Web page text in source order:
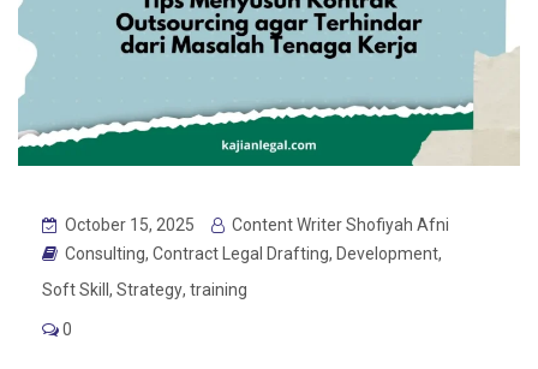
October 15, 2025
Content Writer Shofiyah Afni
Consulting, Contract Legal Drafting, Development,
Soft Skill , Strategy, training
0